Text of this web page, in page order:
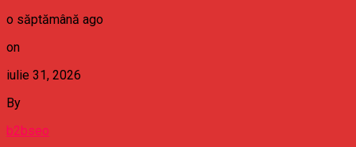
o săptămână ago
on
iulie 31, 2026
By
b2bseo